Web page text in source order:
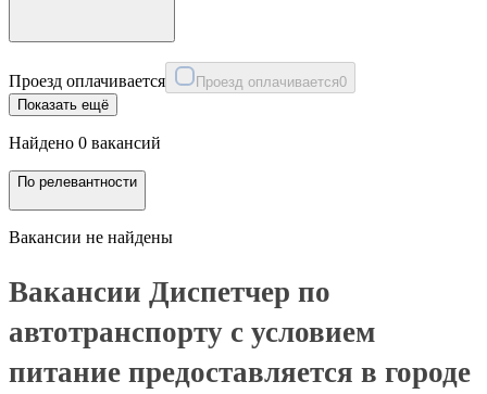
Проезд оплачивается Проезд оплачивается0
Показать ещё
Найдено 0 вакансий
По релевантности
Вакансии не найдены
Вакансии Диспетчер по
автотранспорту с условием
питание предоставляется в городе